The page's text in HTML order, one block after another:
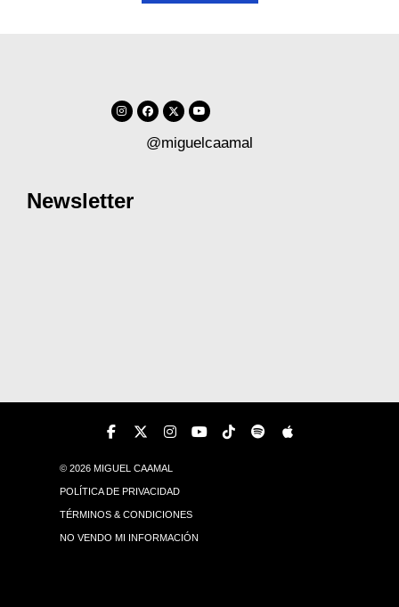
@miguelcaamal
Newsletter
© 2026 MIGUEL CAAMAL
POLÍTICA DE PRIVACIDAD
TÉRMINOS & CONDICIONES
NO VENDO MI INFORMACIÓN